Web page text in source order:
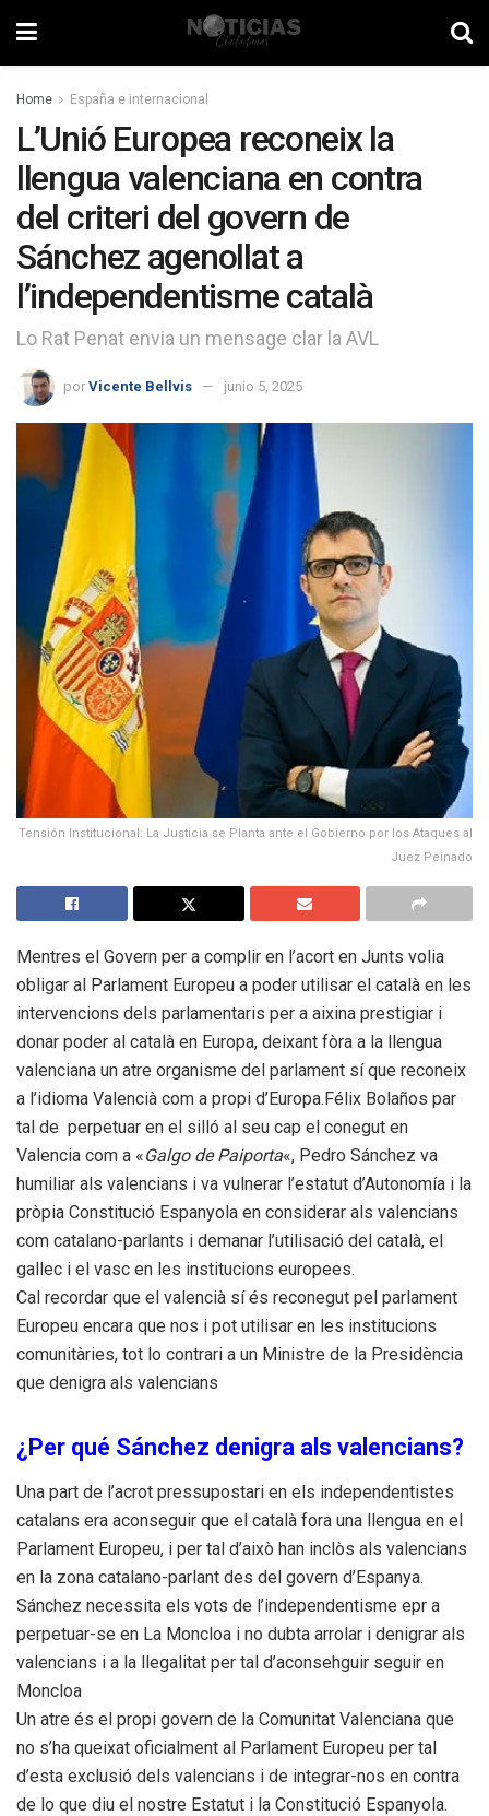
Home España e internacional
L’Unió Europea reconeix la
llengua valenciana en contra
del criteri del govern de
Sánchez agenollat a
l’independentisme català
Lo Rat Penat envia un mensage clar la AVL
por Vicente Bellvis junio 5, 2025
Tensión Institucional: La Justicia se Planta ante el Gobierno por los Ataques al
Juez Peinado
Mentres el Govern per a complir en l’acort en Junts volia
obligar al Parlament Europeu a poder utilisar el català en les
intervencions dels parlamentaris per a aixina prestigiar i
donar poder al català en Europa, deixant fòra a la llengua
valenciana un atre organisme del parlament sí que reconeix
a l’idioma Valencià com a propi d’Europa.Félix Bolaños par
tal de perpetuar en el silló al seu cap el conegut en
Valencia com a «Galgo de Paiporta«, Pedro Sánchez va
humiliar als valencians i va vulnerar l’estatut d’Autonomía i la
pròpia Constitució Espanyola en considerar als valencians
com catalano-parlants i demanar l’utilisació del català, el
gallec i el vasc en les institucions europees.
Cal recordar que el valencià sí és reconegut pel parlament
Europeu encara que nos i pot utilisar en les institucions
comunitàries, tot lo contrari a un Ministre de la Presidència
que denigra als valencians
¿Per qué Sánchez denigra als valencians?
Una part de l’acrot pressupostari en els independentistes
catalans era aconseguir que el català fora una llengua en el
Parlament Europeu, i per tal d’això han inclòs als valencians
en la zona catalano-parlant des del govern d’Espanya.
Sánchez necessita els vots de l’independentisme epr a
perpetuar-se en La Moncloa i no dubta arrolar i denigrar als
valencians i a la llegalitat per tal d’aconsehguir seguir en
Moncloa
Un atre és el propi govern de la Comunitat Valenciana que
no s’ha queixat oficialment al Parlament Europeu per tal
d’esta exclusió dels valencians i de integrar-nos en contra
de lo que diu el nostre Estatut i la Constitució Espanyola.